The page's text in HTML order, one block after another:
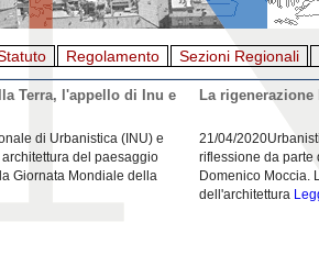
Regolamento Sezioni Regionali
Terra, l'appello di Inu e
di Urbanistica (INU) e
del paesaggio
Giornata Mondiale della
La
21/04/
riflessione da parte
Domenico Moccia.
dell'architettura